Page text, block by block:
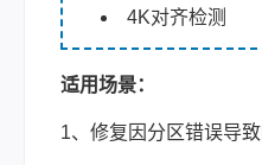
4K对齐检测
适用场景：
1、修复因分区错误导